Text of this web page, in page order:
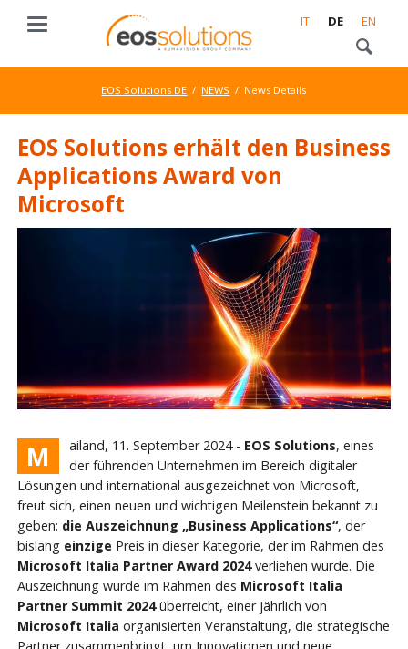
IT DE EN
EOS Solutions DE NEWS News Details
EOS Solutions erhält den Business
Applications Award von
Microsoft
M ailand, 11. September 2024 - EOS Solutions, eines
der führenden Unternehmen im Bereich digitaler
Lösungen und international ausgezeichnet von Microsoft,
freut sich, einen neuen und wichtigen Meilenstein bekannt zu
geben: die Auszeichnung „Business Applications“, der
bislang einzige Preis in dieser Kategorie, der im Rahmen des
Microsoft Italia Partner Award 2024verliehen wurde. Die
Auszeichnung wurde im Rahmen des Microsoft Italia
Partner Summit 2024überreicht, einer jährlich von
Microsoft Italia organisierten Veranstaltung, die strategische
Partner zusammenbringt, um Innovationen und neue